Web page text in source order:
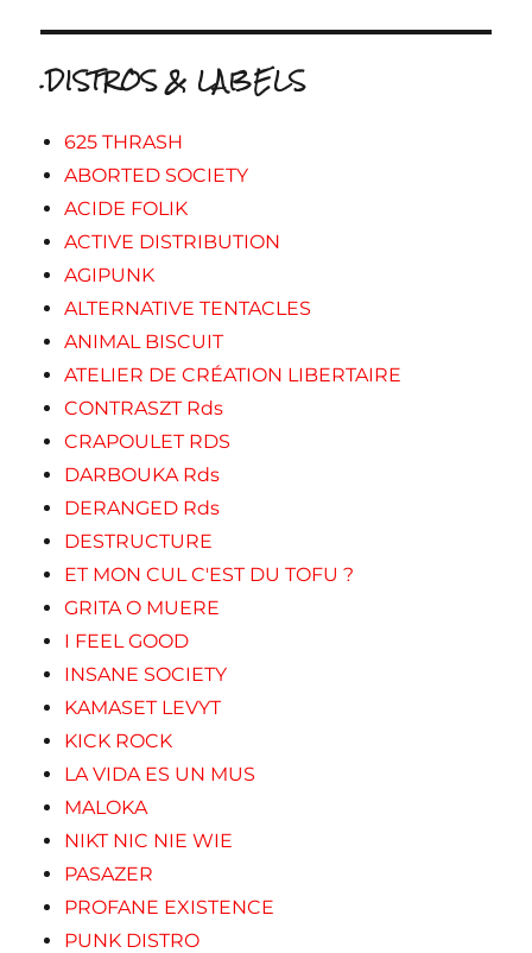
.DISTROS & LABELS
625 THRASH
ABORTED SOCIETY
ACIDE FOLIK
ACTIVE DISTRIBUTION
AGIPUNK
ALTERNATIVE TENTACLES
ANIMAL BISCUIT
ATELIER DE CRÉATION LIBERTAIRE
CONTRASZT Rds
CRAPOULET RDS
DARBOUKA Rds
DERANGED Rds
DESTRUCTURE
ET MON CUL C'EST DU TOFU ?
GRITA O MUERE
I FEEL GOOD
INSANE SOCIETY
KAMASET LEVYT
KICK ROCK
LA VIDA ES UN MUS
MALOKA
NIKT NIC NIE WIE
PASAZER
PROFANE EXISTENCE
PUNK DISTRO